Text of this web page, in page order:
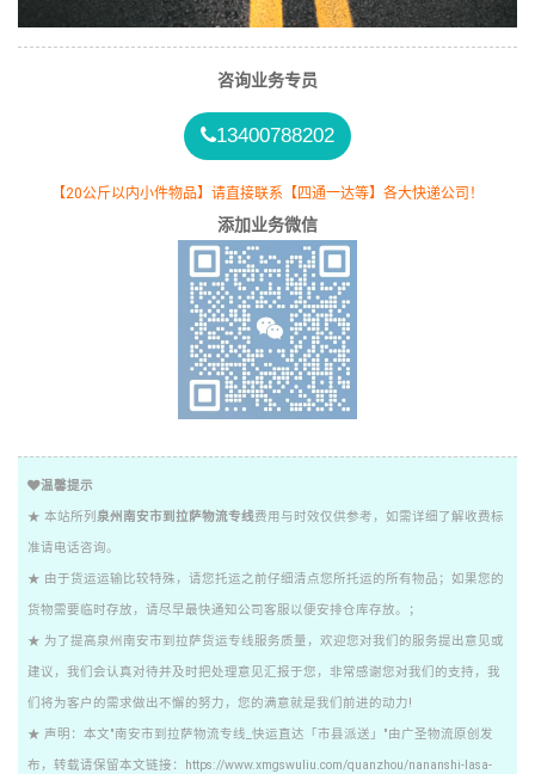
咨询业务专员
13400788202
【20公斤以内小件物品】请直接联系【四通一达等】各大快递公司！
添加业务微信
温馨提示
★ 本站所列 泉州南安市到拉萨物流专线费用与时效仅供参考，如需详细了解收费标
准请电话咨询。
★ 由于货运运输比较特殊，请您托运之前仔细清点您所托运的所有物品；如果您的
货物需要临时存放，请尽早最快通知公司客服以便安排仓库存放。；
★ 为了提高泉州南安市到拉萨货运专线服务质量，欢迎您对我们的服务提出意见或
建议，我们会认真对待并及时把处理意见汇报于您，非常感谢您对我们的支持，我
们将为客户的需求做出不懈的努力，您的满意就是我们前进的动力!
★ 声明：本文"南安市到拉萨物流专线_快运直达「市县派送」"由广圣物流原创发
布，转载请保留本文链接：https://www.xmgswuliu.com/quanzhou/nananshi-lasa-